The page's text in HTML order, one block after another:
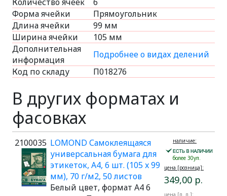
Форма ячейки
Прямоугольник
Длина ячейки
99 мм
Ширина ячейки
105 мм
Дополнительная
информация
Подробнее о видах делений
Код по складу
П018276
В других форматах и
фасовках
2100035 LOMOND Самоклеящаяся
универсальная бумага для
этикеток, A4, 6 шт. (105 x 99
мм), 70 г/м2, 50 листов
Белый цвет, формат A4 6
наличие:
более 30уп.
цена [розница]:
349,00 р.
цена [п. п.]: